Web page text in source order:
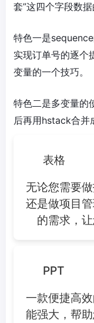
套”这四个字段数据
特色一是
实现订单号的逐个
变量的一个技巧。
特色二是多变量的
后再用hstack合并
表格
无论您需要
还是做项目
的需求，
PPT
一款便捷高
能强大，帮